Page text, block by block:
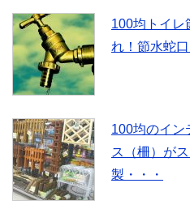
100均トイレ
れ！節水蛇
100均のイン
ス（柵）が
製・・・